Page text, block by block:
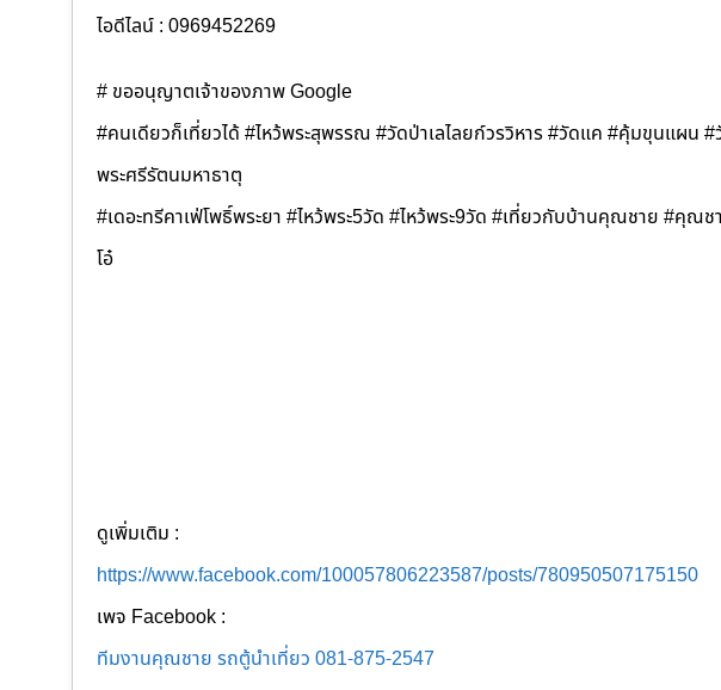
ไอดีไลน์ : 0969452269
# ขออนุญาตเจ้าของภาพ Google
#คนเดียวก็เที่ยวได้ #ไหว้พระสุพรรณ #วัดป่าเลไลยก์วรวิหาร #วัดแค #คุ้มขุนแผน #
พระศรีรัตนมหาธาตุ
#เดอะทรีคาเฟ่โพธิ์พระยา #ไหว้พระ5วัด #ไหว้พระ9วัด #เที่ยวกับบ้านคุณชาย #คุณ
โอ๋
ดูเพิ่มเติม :
https://www.facebook.com/100057806223587/posts/780950507175150
เพจ Facebook :
ทีมงานคุณชาย รถตู้นำเที่ยว 081-875-2547